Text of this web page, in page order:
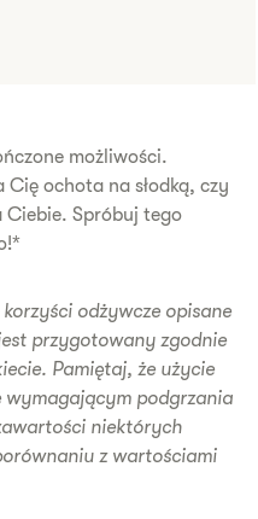
możliwości.
Cię ochota na słodką, czy
Ciebie. Spróbuj tego
odżywcze opisane
przygotowany zgodnie
Pamiętaj, że użycie
podgrzania
niektórych
z wartościami